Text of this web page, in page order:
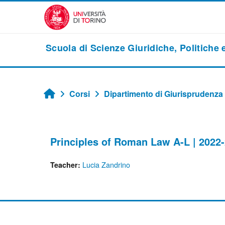
Vai al contenuto principale
Scuola di Scienze Giuridiche, Politiche
Home
Corsi Dipartimento di Giurisprudenza
Principles of Roman Law A-L |
Teacher: Lucia Zandrino